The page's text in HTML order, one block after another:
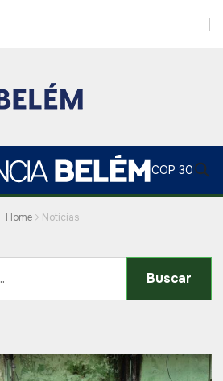
COP 30
Home Noticias
Buscar